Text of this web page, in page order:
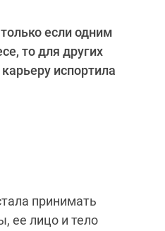
если одним
то для других
испортила
принимать
ее лицо и тело